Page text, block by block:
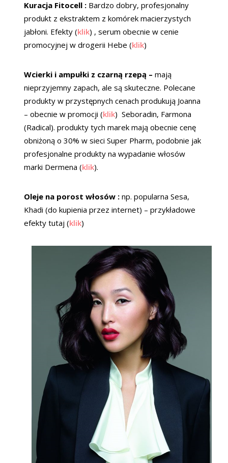
Kuracja Fitocell : Bardzo dobry, profesjonalny
produkt z ekstraktem z komórek macierzystych
jabłoni. Efekty (klik) , serum obecnie w cenie
promocyjnej w drogerii Hebe (klik)
Wcierki i ampułki z czarną rzepą – mają
nieprzyjemny zapach, ale są skuteczne. Polecane
produkty w przystępnych cenach produkują Joanna
– obecnie w promocji (klik) Seboradin, Farmona
(Radical). produkty tych marek mają obecnie cenę
obniżoną o 30% w sieci Super Pharm, podobnie jak
profesjonalne produkty na wypadanie włosów
marki Dermena (klik).
Oleje na porost włosów : np. popularna Sesa,
Khadi (do kupienia przez internet) – przykładowe
efekty tutaj (klik)